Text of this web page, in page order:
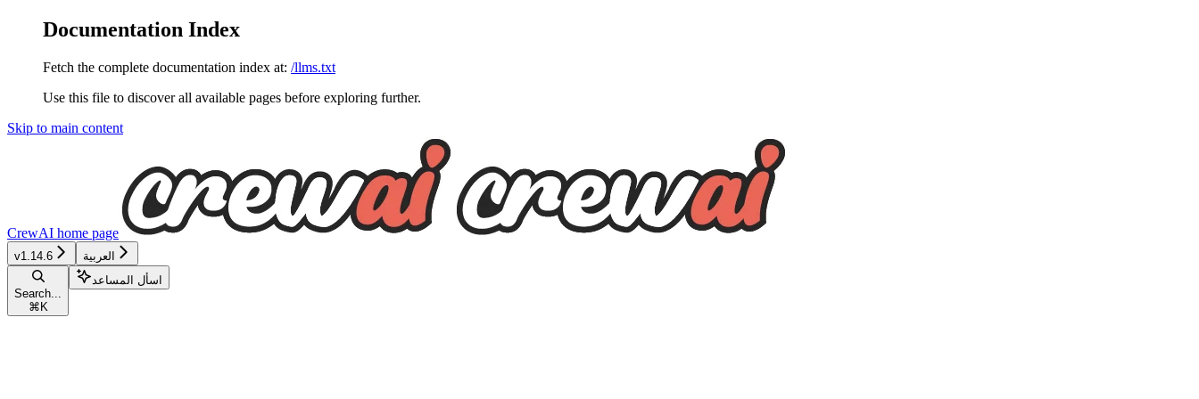
Documentation Index
Fetch the complete documentation index at: /llms.txt
Use this file to discover all available pages before exploring further.
Skip to main content
CrewAI home page
v1.14.6 العربية
Search...
⌘ K
اسأل المساعد